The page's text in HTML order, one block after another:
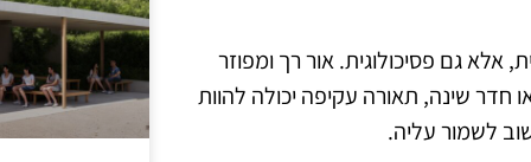
גם פסיכולוגית. אור רך ומפוזר
חדר שינה, תאורה עקיפה יכולה להוות
לשמור עליה.